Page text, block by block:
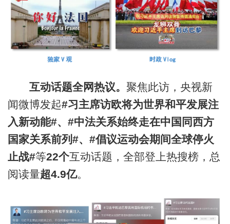
互动话题全网热议。 聚焦此访，央视新
闻微博发起#习主席访欧将为世界和平发展注
入新动能#、#中法关系始终走在中国同西方
国家关系前列#、#倡议运动会期间全球停火
止战#等22个互动话题，全部登上热搜榜，总
阅读量超4.9亿。